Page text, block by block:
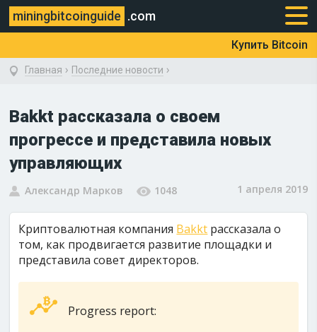
miningbitcoinguide .com
Купить Bitcoin
Главная › Последние новости ›
Bakkt рассказала о своем
прогрессе и представила новых
управляющих
Александр Марков 1048 1 апреля 2019
Криптовалютная компания Bakkt рассказала о
том, как продвигается развитие площадки и
представила совет директоров.
Progress report: